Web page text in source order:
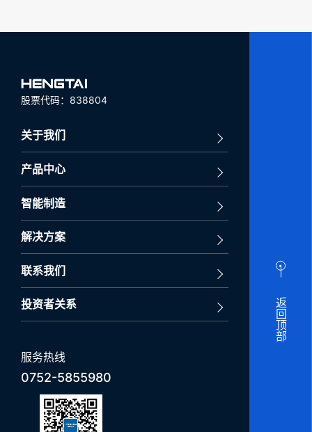
股票代码：838804
关于我们
产品中心
智能制造
解决方案
联系我们
投资者关系
服务热线
0752-5855980
返回顶部